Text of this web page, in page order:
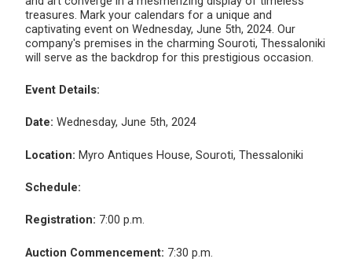
treasures. Mark your calendars for a unique and
captivating event on Wednesday, June 5th, 2024. Our
company's premises in the charming Souroti, Thessaloniki
will serve as the backdrop for this prestigious occasion.
Event Details:
Date: Wednesday, June 5th, 2024
Location: Myro Antiques House, Souroti, Thessaloniki
Schedule:
Registration: 7:00 p.m.
Auction Commencement: 7:30 p.m.